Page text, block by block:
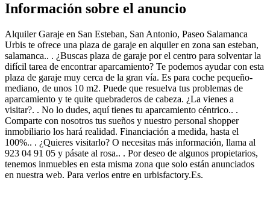
Información sobre el anuncio
Alquiler Garaje en San Esteban, San Antonio, Paseo Salamanca
Urbis te ofrece una plaza de garaje en alquiler en zona san esteban,
salamanca.. . ¿Buscas plaza de garaje por el centro para solventar la
difícil tarea de encontrar aparcamiento? Te podemos ayudar con esta
plaza de garaje muy cerca de la gran vía. Es para coche pequeño-
mediano, de unos 10 m2. Puede que resuelva tus problemas de
aparcamiento y te quite quebraderos de cabeza. ¿La vienes a
visitar?. . No lo dudes, aquí tienes tu aparcamiento céntrico.. .
Comparte con nosotros tus sueños y nuestro personal shopper
inmobiliario los hará realidad. Financiación a medida, hasta el
100%.. . ¿Quieres visitarlo? O necesitas más información, llama al
923 04 91 05 y pásate al rosa.. . Por deseo de algunos propietarios,
tenemos inmuebles en esta misma zona que solo están anunciados
en nuestra web. Para verlos entre en urbisfactory.Es.